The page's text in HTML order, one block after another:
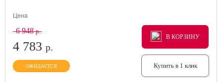
Цена
6 948р.
4 783 р.
ОЖИДАЕТСЯ
В КОРЗИНУ
В КОРЗИНУ
В КОРЗИНУ
Купить в 1 клик